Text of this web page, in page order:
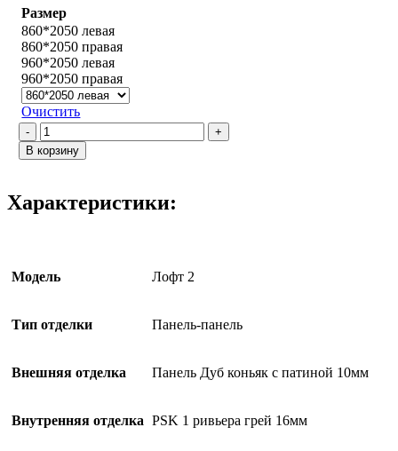
Размер
860*2050 левая
860*2050 правая
960*2050 левая
960*2050 правая
Очистить
Количество
товара
Лофт
PSK
В корзину
Характеристики:
Модель Лофт 2
Тип отделки Панель-панель
Внешняя отделка Панель Дуб коньяк с патиной 10мм
Внутренняя отделка PSK 1 ривьера грей 16мм